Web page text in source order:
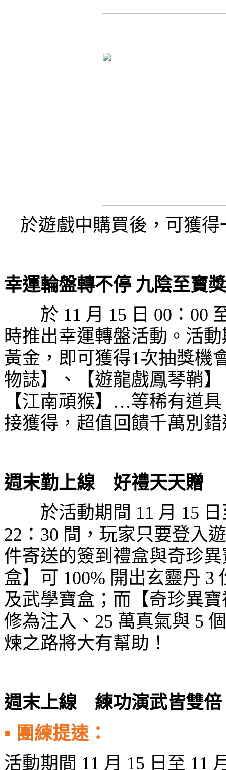
於遊戲中購買後，可獲
幸運輪盤轉不停 九陰至寶
於 11 月 15 日 00 ： 00
時推出幸運轉盤活動。活
黃金，即可獲得1次抽獎機
物誌】、【遊龍戲鳳琴鞘
【江南頑猴】…等稀有道
接獲得，超值回饋千萬別
週末勤上線 好禮天天贈
於活動期間 11 月 15
22 ： 30 間，玩家只要登入
件寄送的簽到禮盒與奇珍
盒】可 100% 開出玄靈丹 3
及武學寶盒；而【奇珍異
修為注入、 25 萬真氣與 5
煉之路將大有幫助！
週末上線 練功演武皆雙倍
▪ 團練提速：
活動期間 11 月 15 日至 11